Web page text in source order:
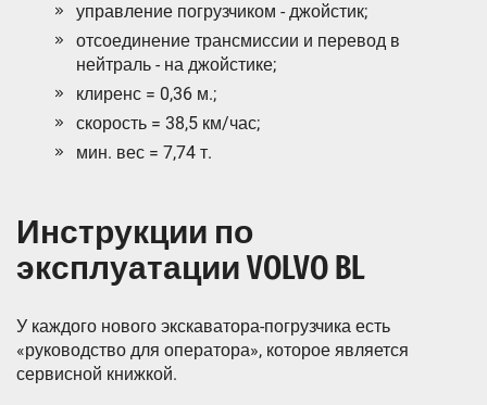
управление погрузчиком - джойстик;
отсоединение трансмиссии и перевод в
нейтраль - на джойстике;
клиренс = 0,36 м.;
скорость = 38,5 км/час;
мин. вес = 7,74 т.
Инструкции по
эксплуатации VOLVO BL
У каждого нового экскаватора-погрузчика есть
«руководство для оператора», которое является
сервисной книжкой.